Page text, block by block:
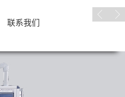
联系我们